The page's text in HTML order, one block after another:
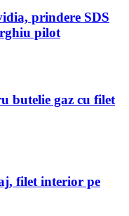
prindere SDS
pilot
butelie gaz cu filet
filet interior pe